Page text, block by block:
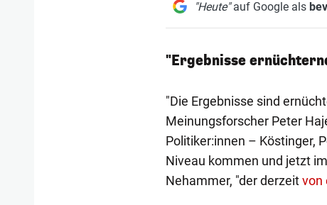
"Heute"auf Google als
"Ergebnisse
"Die Ergebnisse sind
Meinungsforscher Peter
Politiker:innen – Köstinger,
Niveau kommen und jetzt
Nehammer, "der derzeitvon